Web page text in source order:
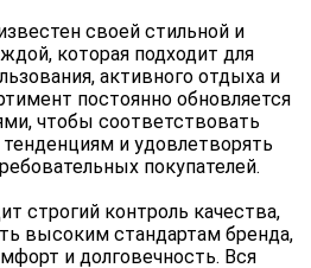
своей стильной и
которая подходит для
активного отдыха и
постоянно обновляется
чтобы соответствовать
и удовлетворять
покупателей.
строгий контроль качества,
высоким стандартам бренда,
и долговечность. Вся